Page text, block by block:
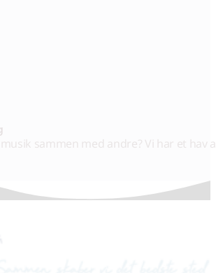
musik sammen med andre? Vi har et